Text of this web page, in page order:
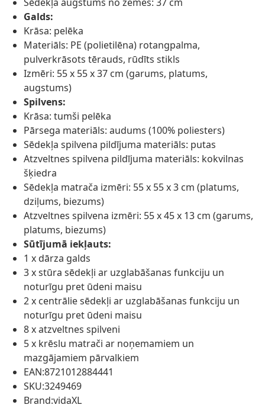
Galds:
Krāsa: pelēka
Materiāls: PE (polietilēna) rotangpalma,
pulverkrāsots tērauds, rūdīts stikls
Izmēri: 55 x 55 x 37 cm (garums, platums,
augstums)
Spilvens:
Krāsa: tumši pelēka
Pārsega materiāls: audums (100% poliesters)
Sēdekļa spilvena pildījuma materiāls: putas
Atzveltnes spilvena pildījuma materiāls: kokvilnas
šķiedra
Sēdekļa matrača izmēri: 55 x 55 x 3 cm (platums,
dziļums, biezums)
Atzveltnes spilvena izmēri: 55 x 45 x 13 cm (garums,
platums, biezums)
Sūtījumā iekļauts:
1 x dārza galds
3 x stūra sēdekļi ar uzglabāšanas funkciju un
noturīgu pret ūdeni maisu
2 x centrālie sēdekļi ar uzglabāšanas funkciju un
noturīgu pret ūdeni maisu
8 x atzveltnes spilveni
5 x krēslu matrači ar noņemamiem un
mazgājamiem pārvalkiem
EAN:8721012884441
SKU:3249469
Brand:vidaXL